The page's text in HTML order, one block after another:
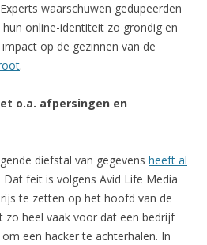
waarschuwen gedupeerden
online-identiteit zo grondig en
op de gezinnen van de
.
o.a. afpersingen en
diefstal van gegevens heeft al
. Dat feit is volgens Avid Life Media
te zetten op het hoofd van de
zo heel vaak voor dat een bedrijf
een hacker te achterhalen. In